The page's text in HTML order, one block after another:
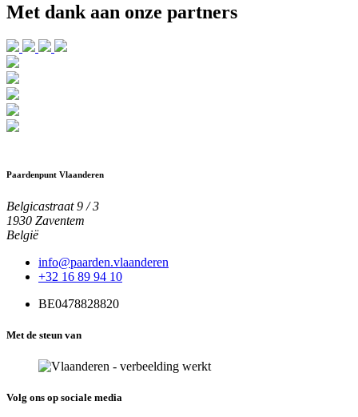
Met dank aan onze partners
Paardenpunt Vlaanderen
Belgicastraat 9 / 3
1930 Zaventem
België
info@paarden.vlaanderen
+32 16 89 94 10
BE0478828820
Met de steun van
Volg ons op sociale media